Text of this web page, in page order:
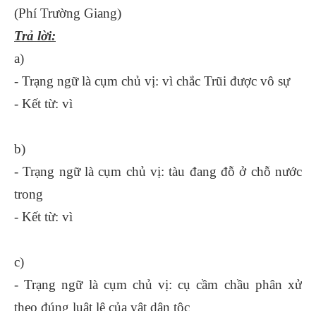
(Phí Trường Giang)
Trả lời:
a)
- Trạng ngữ là cụm chủ vị: vì chắc Trũi được vô sự
- Kết từ: vì
b)
- Trạng ngữ là cụm chủ vị: tàu đang đỗ ở chỗ nước
trong
- Kết từ: vì
c)
- Trạng ngữ là cụm chủ vị: cụ cầm chầu phân xử
theo đúng luật lệ của vật dân tộc